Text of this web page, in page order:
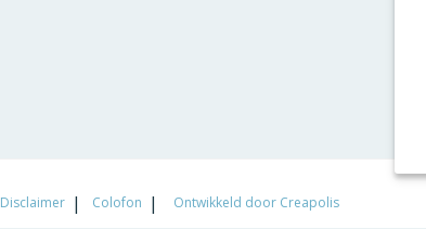
Disclaimer Colofon Ontwikkeld door Creapolis